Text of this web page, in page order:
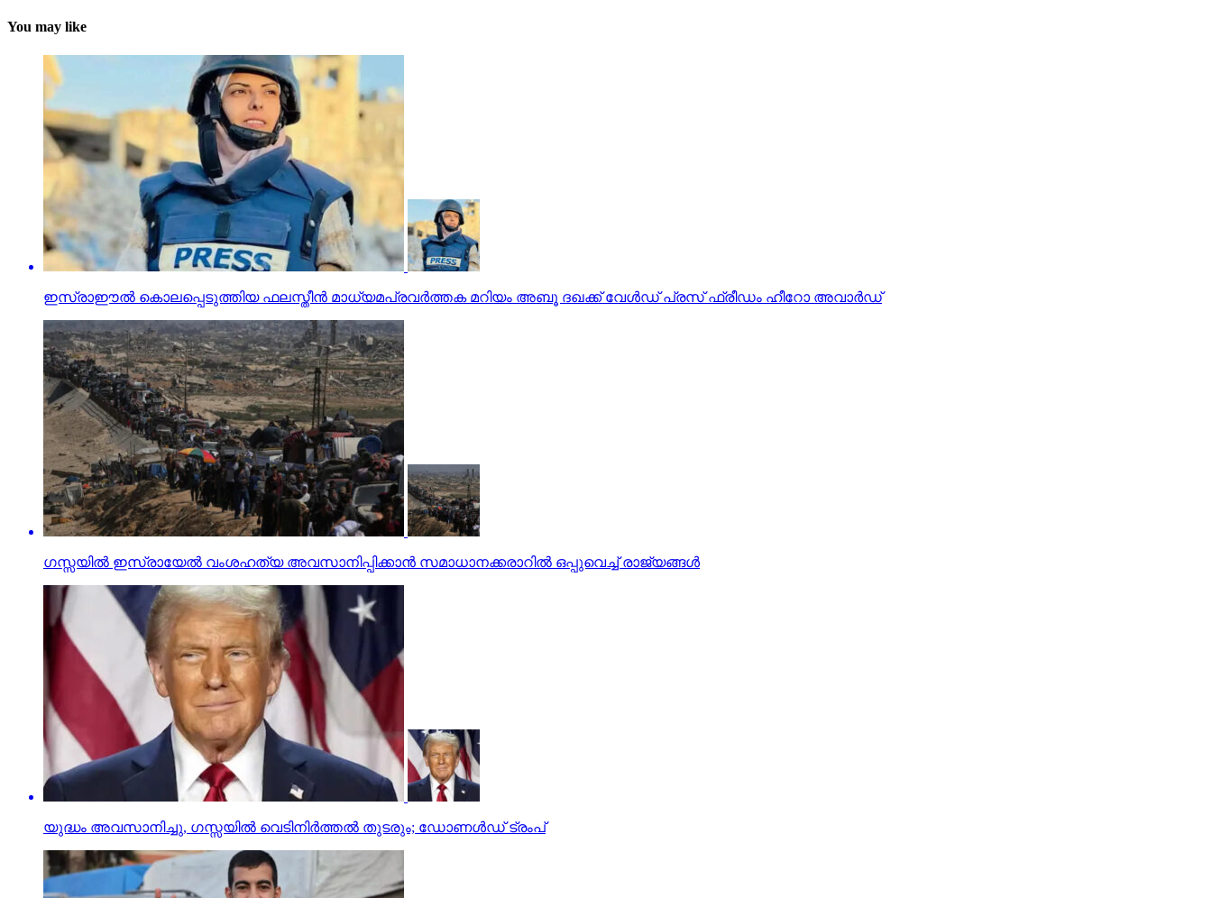
You may like
ഇസ്രാഈല്‍ കൊലപ്പെടുത്തിയ ഫലസ്തീന്‍ മാധ്യമപ്രവര്‍ത്തക മറിയം അബൂ ദഖക്ക് വേള്‍ഡ് പ്രസ് ഫ്രീഡം ഹീറോ അവാര്‍ഡ്
ഗസ്സയില്‍ ഇസ്രായേല്‍ വംശഹത്യ അവസാനിപ്പിക്കാന്‍ സമാധാനക്കരാറില്‍ ഒപ്പുവെച്ച് രാജ്യങ്ങള്‍
യുദ്ധം അവസാനിച്ചു, ഗസ്സയില്‍ വെടിനിര്‍ത്തല്‍ തുടരും; ഡോണള്‍ഡ് ട്രംപ്